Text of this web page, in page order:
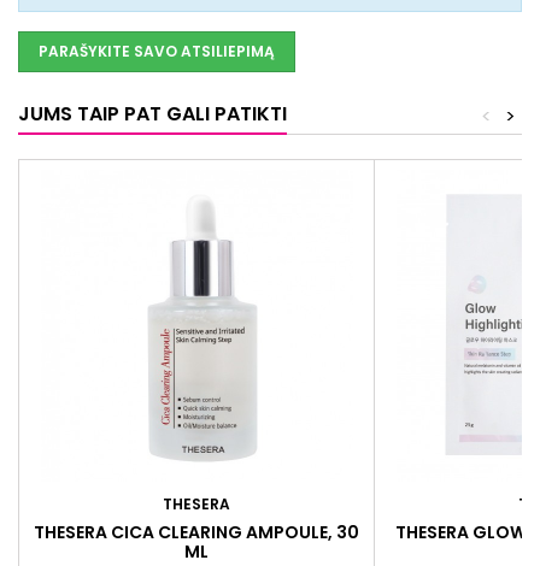
PARAŠYKITE SAVO ATSILIEPIMĄ
JUMS TAIP PAT GALI PATIKTI >
<
THESERA
THESERA CICA CLEARING AMPOULE, 30
ML
THESERA GLOW